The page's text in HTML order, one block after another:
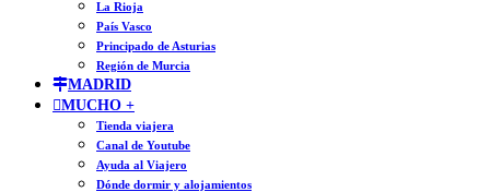
La Rioja
País Vasco
Principado de Asturias
Región de Murcia
MADRID
MUCHO +
Tienda viajera
Canal de Youtube
Ayuda al Viajero
Dónde dormir y alojamientos